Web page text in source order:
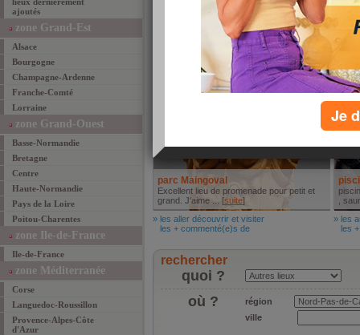
ajoutés
zone Grand-Est
Alsace
Bourgogne
Champagne-Ardenne
Franche-Comté
Lorraine
zone Grand-Ouest
Basse-Normandie
Bretagne
Centre
Haute-Normandie
Pays de la Loire
Poitou-Charentes
zone Ile-de-France
Ile-de-France
zone Méditerranée
Corse
Languedoc-Roussillon
Provence-Alpes-Côte
d'Azur
Aller découvrir et visiter
parc Maingoval
Excellent lieu de promenade pour petit et
grand. J'aime ... [suite]
» les aller découvrir et visiter
les + commenté(e)s de
,
» les
les +
rechercher
quoi ?
où ?
région
ville
Je